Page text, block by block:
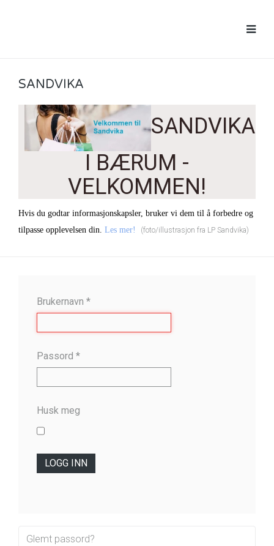
SANDVIKA
SANDVIKA
I BÆRUM -
VELKOMMEN!
Hvis du godtar informasjonskapsler, bruker vi dem til å forbedre og
tilpasse opplevelsen din. Les mer! (foto/illustrasjon fra LP Sandvika)
Brukernavn *
Passord *
Husk meg
LOGG INN
Glemt passord?